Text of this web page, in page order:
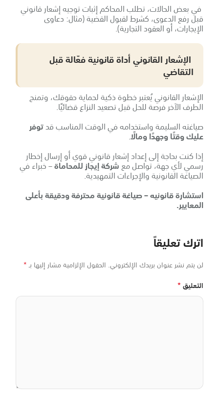
في بعض الحالات، تطلب المحاكم إثبات توجيه إشعار قانوني
قبل رفع الدعوى، كشرط لقبول القضية (مثال: دعاوى
الإيجارات، أو العقود التجارية).
الإشعار القانوني أداة قانونية فعّالة قبل
التقاضي
الإشعار القانوني يُعتبر خطوة ذكية لحماية حقوقك، وتمنح
الطرف الآخر فرصة للحل قبل تصعيد النزاع قضائيًا.
صياغته السليمة واستخدامه في الوقت المناسب قدتوفر
عليك وقتًا وجهدًا ومالًا.
إذا كنت بحاجة إلى إعداد إشعار قانوني قوي أو إرسال إخطار
رسمي لأي جهة، تواصل معشركة إيجاز للمحاماة– خبراء في
الصياغة القانونية والإجراءات التمهيدية.
استشارة قانونيه – صياغة قانونية محترفة ودقيقة بأعلى
المعايير.
اترك تعليقاً
لن يتم نشر عنوان بريدك الإلكتروني. الحقول الإلزامية مشار إليها بـ*
التعليق*